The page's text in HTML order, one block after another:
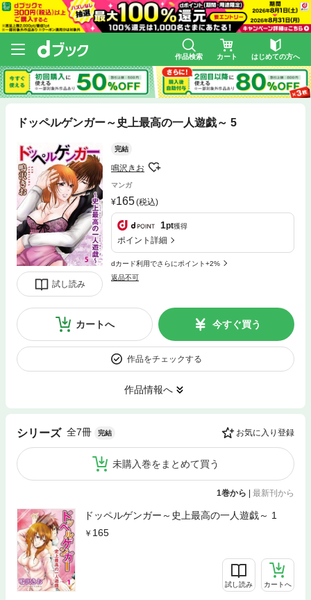
作品検索 カート はじめての方へ
ドッペルゲンガー～史上最高の一人遊戯～ 5
試し読み
完結
鳴沢きお
マンガ
165(税込)
1pt獲得
ポイント詳細
dカード利用でさらにポイント+2%
返品不可
カートへ 今すぐ買う
作品をチェックする
作品情報へ
シリーズ 全7冊 完結 お気に入り登録
未購入巻をまとめて買う
1巻から | 最新刊から
ドッペルゲンガー～史上最高の一人遊戯～ 1
165
試し読み カートへ